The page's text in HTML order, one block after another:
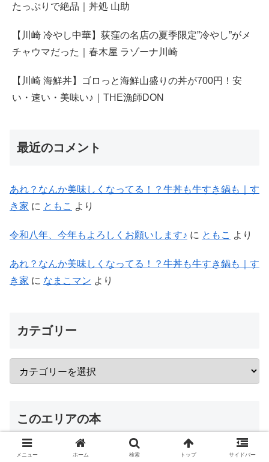
たっぷりで絶品｜丼処 山助
【川崎 冷やし中華】荻窪の名店の夏季限定”冷やし”がメ
チャウマだった｜春木屋 ラゾーナ川崎
【川崎 海鮮丼】ゴロっと海鮮山盛りの丼が700円！安
い・速い・美味い♪｜THE漁師DON
最近のコメント
あれ？なんか美味しくなってる！？牛丼も牛すき鍋も｜す
き家 に ともこ より
令和八年、今年もよろしくお願いします♪ に ともこ より
あれ？なんか美味しくなってる！？牛丼も牛すき鍋も｜す
き家 に なまこマン より
カテゴリー
このエリアの本
メニュー ホーム 検索 トップ サイドバー